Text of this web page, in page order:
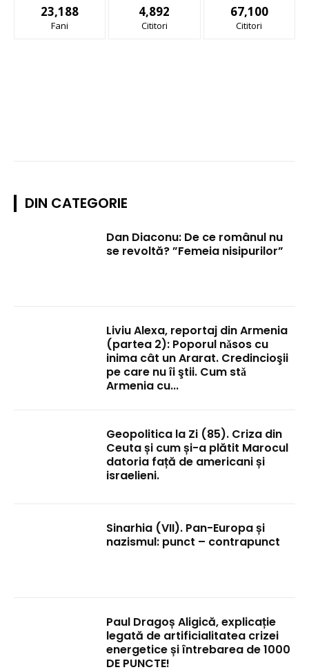
23,188
Fani
4,892
Cititori
67,100
Cititori
DIN CATEGORIE
Dan Diaconu: De ce românul nu
se revoltă? ”Femeia nisipurilor”
Liviu Alexa, reportaj din Armenia
(partea 2): Poporul nǎsos cu
inima cât un Ararat. Credincioşii
pe care nu îi ştii. Cum stǎ
Armenia cu...
Geopolitica la Zi (85). Criza din
Ceuta și cum și-a plătit Marocul
datoria față de americani și
israelieni.
Sinarhia (VII). Pan-Europa și
nazismul: punct – contrapunct
Paul Dragoș Aligică, explicație
legată de artificialitatea crizei
energetice și întrebarea de 1000
DE PUNCTE!